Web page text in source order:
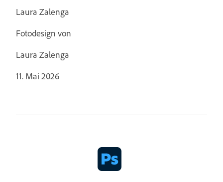
Laura Zalenga
Fotodesign von
Laura Zalenga
11. Mai 2026